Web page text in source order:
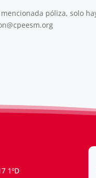
póliza, solo
1ºD